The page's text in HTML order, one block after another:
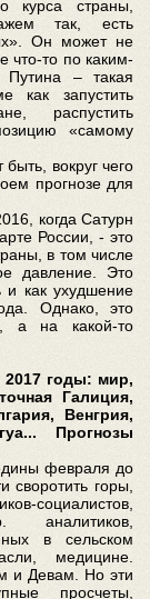
курса страны,
так, есть
Он может не
что-то по каким-
– такая
как запустить
распустить
«самому
вокруг чего
прогнозе для
когда Сатурн
России, - это
в том числе
давление. Это
и как ухудшение
Однако, это
а на какой-то
2017 годы: мир,
Галиция,
Венгрия,
Прогнозы
февраля до
своротить горы,
социалистов,
в сельском
медицине.
и Девам. Но эти
просчеты,